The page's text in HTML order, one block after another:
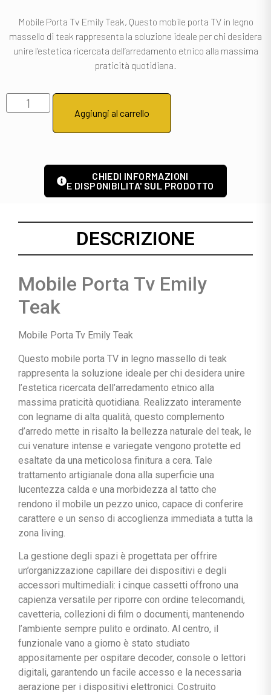
Mobile Porta Tv Emily Teak, Questo mobile porta TV in legno
massello di teak rappresenta la soluzione ideale per chi desidera
unire l’estetica ricercata dell’arredamento etnico alla massima
praticità quotidiana.
Aggiungi al carrello
CHIEDI INFORMAZIONI
E DISPONIBILITA' SUL PRODOTTO
DESCRIZIONE
Mobile Porta Tv Emily
Teak
Mobile Porta Tv Emily Teak
Questo mobile porta TV in legno massello di teak
rappresenta la soluzione ideale per chi desidera unire
l’estetica ricercata dell’arredamento etnico alla
massima praticità quotidiana. Realizzato interamente
con legname di alta qualità, questo complemento
d’arredo mette in risalto la bellezza naturale del teak, le
cui venature intense e variegate vengono protette ed
esaltate da una meticolosa finitura a cera. Tale
trattamento artigianale dona alla superficie una
lucentezza calda e una morbidezza al tatto che
rendono il mobile un pezzo unico, capace di conferire
carattere e un senso di accoglienza immediata a tutta la
zona living.
La gestione degli spazi è progettata per offrire
un’organizzazione capillare dei dispositivi e degli
accessori multimediali: i cinque cassetti offrono una
capienza versatile per riporre con ordine telecomandi,
cavetteria, collezioni di film o documenti, mantenendo
l’ambiente sempre pulito e ordinato. Al centro, il
funzionale vano a giorno è stato studiato
appositamente per ospitare decoder, console o lettori
digitali, garantendo un facile accesso e la necessaria
aerazione per i dispositivi elettronici. Costruito